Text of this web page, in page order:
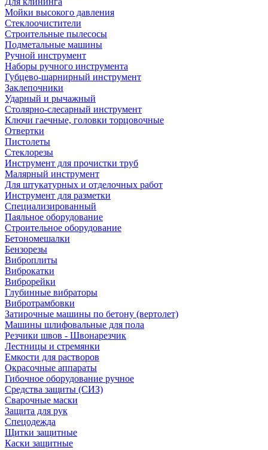
Мойки высокого давления
Стеклоочистители
Строительные пылесосы
Подметальные машины
Ручной инструмент
Наборы ручного инструмента
Губцево-шарнирный инструмент
Заклепочники
Ударный и рычажный
Столярно-слесарный инструмент
Ключи гаечные, головки торцовочные
Отвертки
Пистолеты
Стеклорезы
Инструмент для прочистки труб
Малярный инструмент
Для штукатурных и отделочных работ
Инструмент для разметки
Специализированный
Паяльное оборудование
Строительное оборудование
Бетономешалки
Бензорезы
Виброплиты
Виброкатки
Виброрейки
Глубинные вибраторы
Вибротрамбовки
Затирочные машины по бетону (вертолет)
Машины шлифовальные для пола
Резчики швов - Швонарезчик
Лестницы и стремянки
Емкости для растворов
Окрасочные аппараты
Гибочное оборудование ручное
Средства защиты (СИЗ)
Сварочные маски
Защита для рук
Спецодежда
Щитки защитные
Каски защитные